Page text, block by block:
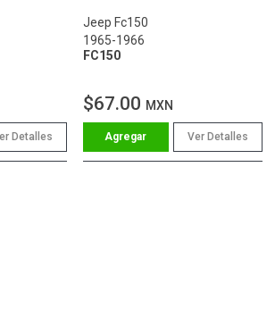
Detalles
Jeep Fc150
1965-1966
FC150
$67.00 MXN
Ver Detalles